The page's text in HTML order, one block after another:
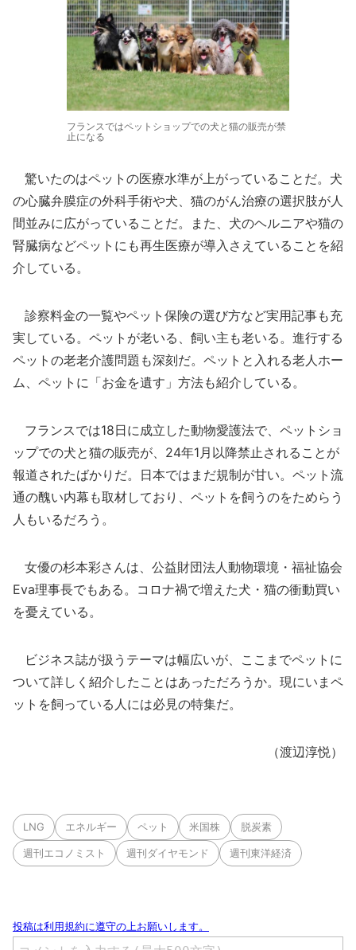
フランスではペットショップでの犬と猫の販売が禁
止になる
驚いたのはペットの医療水準が上がっていることだ。犬
の心臓弁膜症の外科手術や犬、猫のがん治療の選択肢が人
間並みに広がっていることだ。また、犬のヘルニアや猫の
腎臓病などペットにも再生医療が導入さえていることを紹
介している。
診察料金の一覧やペット保険の選び方など実用記事も充
実している。ペットが老いる、飼い主も老いる。進行する
ペットの老老介護問題も深刻だ。ペットと入れる老人ホー
ム、ペットに「お金を遺す」方法も紹介している。
フランスでは18日に成立した動物愛護法で、ペットショ
ップでの犬と猫の販売が、24年1月以降禁止されることが
報道されたばかりだ。日本ではまだ規制が甘い。ペット流
通の醜い内幕も取材しており、ペットを飼うのをためらう
人もいるだろう。
女優の杉本彩さんは、公益財団法人動物環境・福祉協会
Eva理事長でもある。コロナ禍で増えた犬・猫の衝動買い
を憂えている。
ビジネス誌が扱うテーマは幅広いが、ここまでペットに
ついて詳しく紹介したことはあっただろうか。現にいまペ
ットを飼っている人には必見の特集だ。
（渡辺淳悦）
LNG エネルギー ペット 米国株 脱炭素
週刊エコノミスト 週刊ダイヤモンド 週刊東洋経済